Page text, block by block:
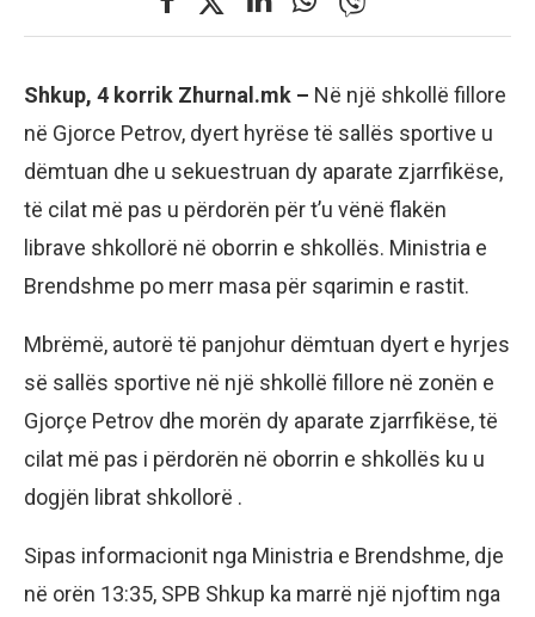
Shkup, 4 korrik Zhurnal.mk – Në një shkollë fillore
në Gjorce Petrov, dyert hyrëse të sallës sportive u
dëmtuan dhe u sekuestruan dy aparate zjarrfikëse,
të cilat më pas u përdorën për t’u vënë flakën
librave shkollorë në oborrin e shkollës. Ministria e
Brendshme po merr masa për sqarimin e rastit.
Mbrëmë, autorë të panjohur dëmtuan dyert e hyrjes
së sallës sportive në një shkollë fillore në zonën e
Gjorçe Petrov dhe morën dy aparate zjarrfikëse, të
cilat më pas i përdorën në oborrin e shkollës ku u
dogjën librat shkollorë .
Sipas informacionit nga Ministria e Brendshme, dje
në orën 13:35, SPB Shkup ka marrë një njoftim nga